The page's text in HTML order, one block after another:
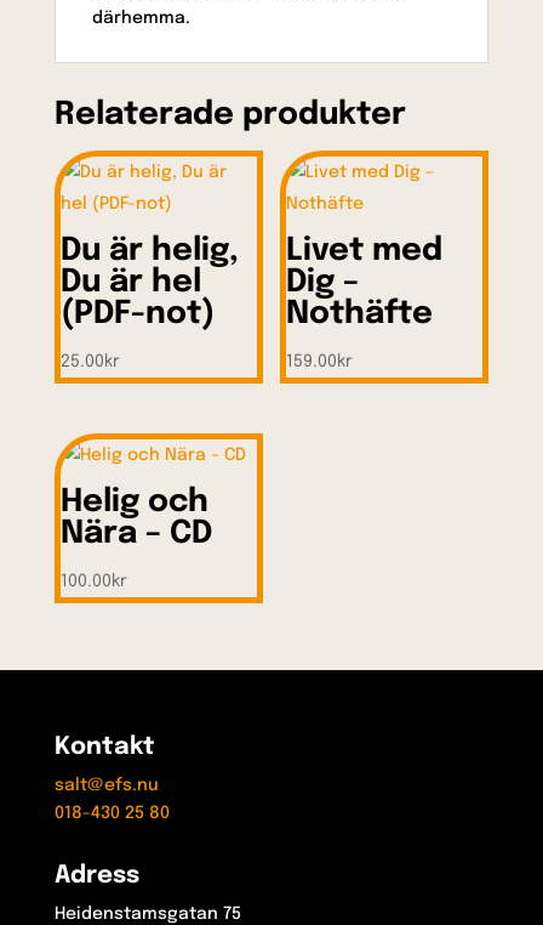
därhemma.
Relaterade produkter
Du är helig,
Du är hel
(PDF-not)
25.00 kr
Livet med
Dig –
Nothäfte
159.00 kr
Helig och
Nära – CD
100.00 kr
Kontakt
salt@efs.nu
018-430 25 80
Adress
Heidenstamsgatan 75